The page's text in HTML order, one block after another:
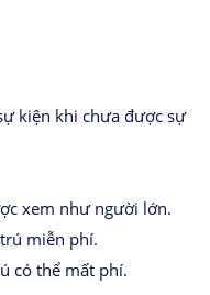
kiện khi chưa được sự
xem như người lớn.
miễn phí.
có thể mất phí.